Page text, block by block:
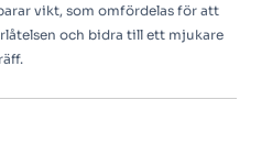
vikt, som omfördelas för att
och bidra till ett mjukare